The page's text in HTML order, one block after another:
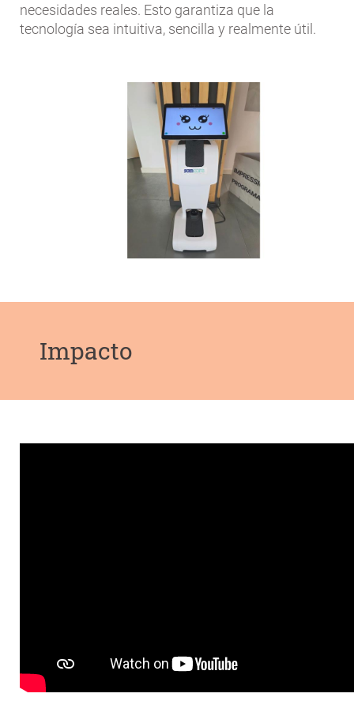
necesidades reales. Esto garantiza que la
tecnología sea intuitiva, sencilla y realmente útil.
Impacto